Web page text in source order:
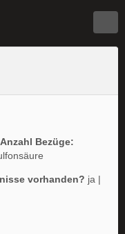
Anzahl Bezüge:
vorhanden? ja |